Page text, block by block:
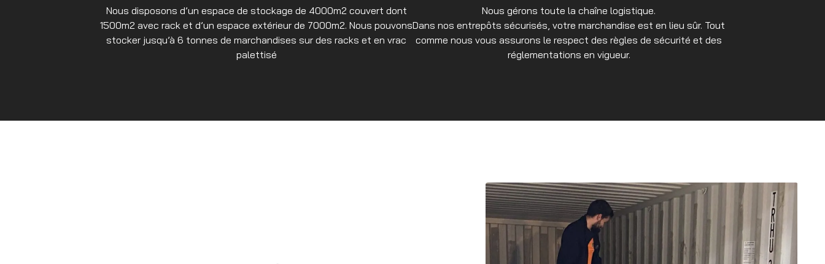
Nous disposons d’un espace de stockage de 4000m2 couvert dont
1500m2 avec rack et d’un espace extérieur de 7000m2. Nous pouvons
stocker jusqu’à 6 tonnes de marchandises sur des racks et en vrac
palettisé
Nous gérons toute la chaîne logistique.
Dans nos entrepôts sécurisés, votre marchandise est en lieu sûr. Tout
comme nous vous assurons le respect des règles de sécurité et des
réglementations en vigueur.